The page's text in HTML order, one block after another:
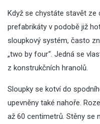
Když se chystáte stavět ze
prefabrikáty v podobě již
sloupkový systém, často
„two by four“. Jedná se
z konstrukčních hranolů.
Sloupky se kotví do
upevněny také nahoře.
až 60 centimetrů. Stěny se